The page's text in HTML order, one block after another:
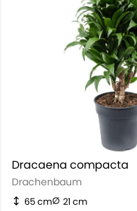
Dracaena compacta
Drachenbaum
65 cm 21 cm